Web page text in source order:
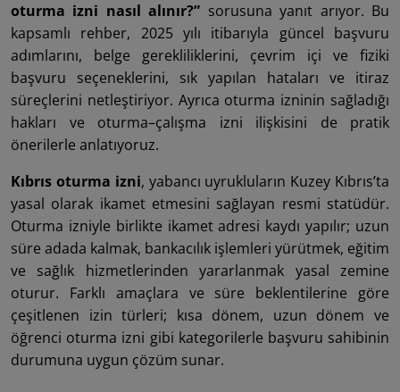
oturma izni nasıl alınır?” sorusuna yanıt arıyor. Bu
kapsamlı rehber, 2025 yılı itibarıyla güncel başvuru
adımlarını, belge gerekliliklerini, çevrim içi ve fiziki
başvuru seçeneklerini, sık yapılan hataları ve itiraz
süreçlerini netleştiriyor. Ayrıca oturma izninin sağladığı
hakları ve oturma–çalışma izni ilişkisini de pratik
önerilerle anlatıyoruz.
Kıbrıs oturma izni, yabancı uyrukluların Kuzey Kıbrıs’ta
yasal olarak ikamet etmesini sağlayan resmi statüdür.
Oturma izniyle birlikte ikamet adresi kaydı yapılır; uzun
süre adada kalmak, bankacılık işlemleri yürütmek, eğitim
ve sağlık hizmetlerinden yararlanmak yasal zemine
oturur. Farklı amaçlara ve süre beklentilerine göre
çeşitlenen izin türleri; kısa dönem, uzun dönem ve
öğrenci oturma izni gibi kategorilerle başvuru sahibinin
durumuna uygun çözüm sunar.